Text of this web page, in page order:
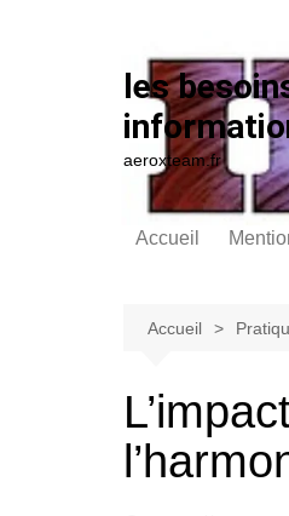
les
aeroxteam.fr
Accueil
Accueil